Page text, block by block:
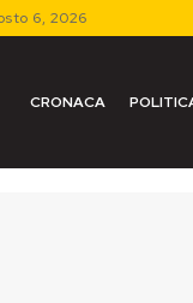
6, 2026
CRONACA